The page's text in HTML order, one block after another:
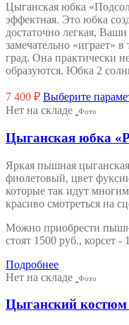
Цыганская юбка
эффектная. Это юбка
достаточно легкая,
замечательно «играет»
град. Она практически
образуются. Юбка 2
7 400 ₽ Выберите
Нет на складе Фото
Цыганская юбка
Яркая пышная
фиолетовый, цвет
которые так идут
красиво смотреться на
Можно приобрести
стоят 1500 руб., корсет -
Подробнее
Нет на складе
Фото
Цыганский костюм